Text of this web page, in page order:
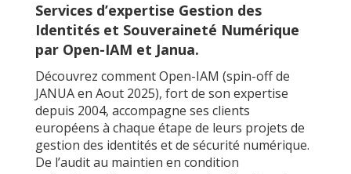
Services d’expertise Gestion des
Identités et Souveraineté Numérique
par Open-IAM et Janua.
Découvrez comment Open-IAM (spin-off de
JANUA en Aout 2025), fort de son expertise
depuis 2004, accompagne ses clients
européens à chaque étape de leurs projets de
gestion des identités et de sécurité numérique.
De l’audit au maintien en condition